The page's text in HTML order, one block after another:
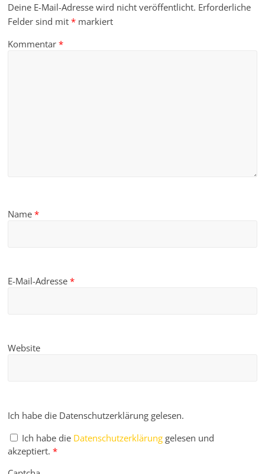
Deine E-Mail-Adresse wird nicht veröffentlicht. Erforderliche
Felder sind mit* markiert
Kommentar*
Name*
E-Mail-Adresse*
Website
Ich habe die Datenschutzerklärung gelesen.
Ich habe die Datenschutzerklärung gelesen und
akzeptiert. *